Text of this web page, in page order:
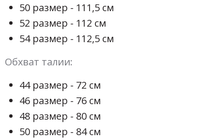
50 размер - 111,5 см
52 размер - 112 см
54 размер - 112,5 см
Обхват талии:
44 размер - 72 см
46 размер - 76 см
48 размер - 80 см
50 размер - 84 см